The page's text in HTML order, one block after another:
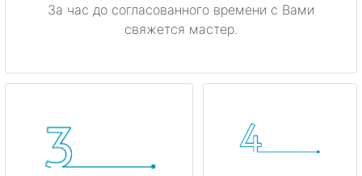
За час до согласованного времени с Вами
свяжется мастер.